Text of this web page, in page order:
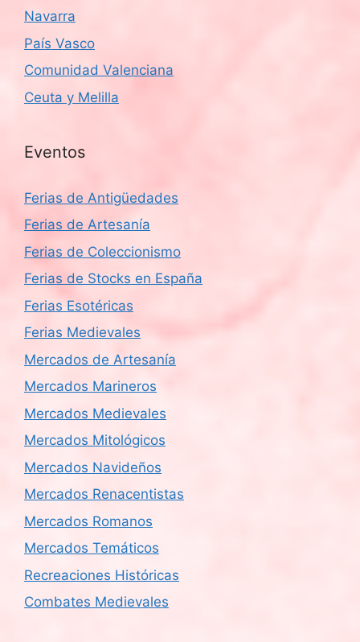
Navarra
País Vasco
Comunidad Valenciana
Ceuta y Melilla
Eventos
Ferias de Antigüedades
Ferias de Artesanía
Ferias de Coleccionismo
Ferias de Stocks en España
Ferias Esotéricas
Ferias Medievales
Mercados de Artesanía
Mercados Marineros
Mercados Medievales
Mercados Mitológicos
Mercados Navideños
Mercados Renacentistas
Mercados Romanos
Mercados Temáticos
Recreaciones Históricas
Combates Medievales